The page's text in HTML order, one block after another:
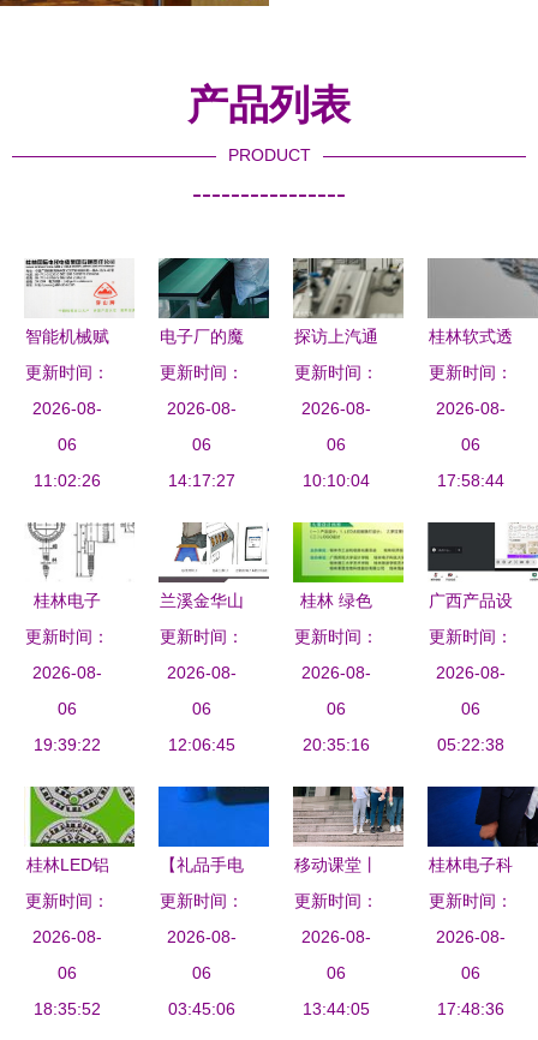
产品列表
PRODUCT
----------------
智能机械赋
能线缆与电
子 桂林工
业的双重脉
动
更新时间：
2026-08-
06
11:02:26
电子厂的魔
力 机械与
设备背后的
价值重塑
更新时间：
2026-08-
06
14:17:27
探访上汽通
用电池工厂
工业美学与
智能精工的
交融
更新时间：
2026-08-
06
10:10:04
桂林软式透
水管选购指
南 鼎诺品
牌值得信赖
更新时间：
2026-08-
06
17:58:44
桂林电子
最新最全数
显百分表千
分表产品参
考信息
更新时间：
2026-08-
06
19:39:22
兰溪金华山
黄大仙文化
旅游创意设
计大赛圆满
落幕 机械
纷呈
更新时间：
2026-08-
06
12:06:45
桂林 绿色
智造 工业
设计大赛启
幕 百万奖
金等你拿
更新时间：
2026-08-
06
20:35:16
广西产品设
计虚拟教研
室七月份活
动 毕业设
计专题研讨
向创新模式
更新时间：
2026-08-
06
05:22:38
桂林LED铝
基板 佳声
电子为您服
务-江门市
蓬江区佳声
更新时间：
2026-08-
06
18:35:52
【礼品手电
筒】B-4,价
格,报价,种
类、品牌,
厂家,供应
更新时间：
2026-08-
06
03:45:06
移动课堂丨
走进优利特
桂林电子产
品产业的学
习之旅
更新时间：
2026-08-
06
13:44:05
桂林电子科
技大学举办
美育浸润行
动创新成果
展 电子产
更新时间：
2026-08-
06
17:48:36